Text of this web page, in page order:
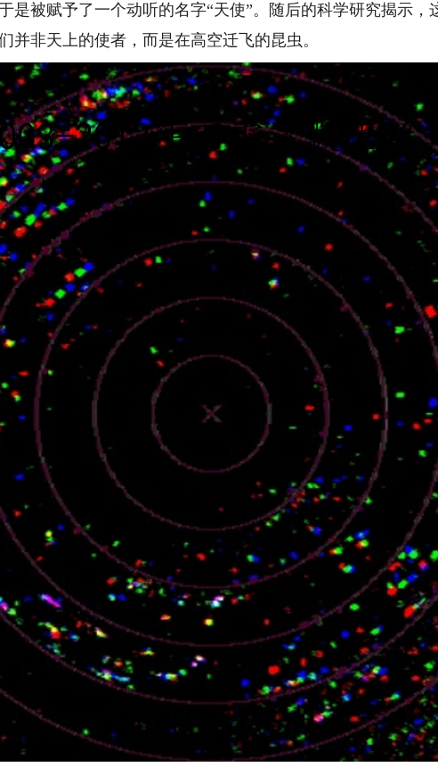
是被赋予了一个动听的名字“天使”。随后的科学研究揭示，
非天上的使者，而是在高空迁飞的昆虫。